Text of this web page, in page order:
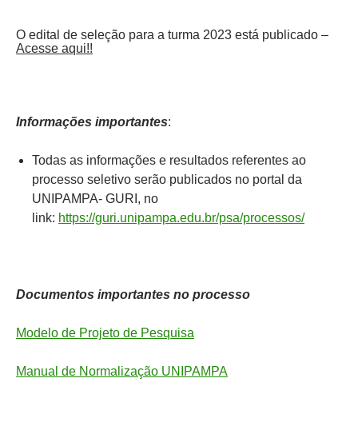
O edital de seleção para a turma 2023 está publicado –
Acesse aqui!!
Informações importantes:
Todas as informações e resultados referentes ao
processo seletivo serão publicados no portal da
UNIPAMPA- GURI, no
link: https://guri.unipampa.edu.br/psa/processos/
Documentos importantes no processo
Modelo de Projeto de Pesquisa
Manual de Normalização UNIPAMPA